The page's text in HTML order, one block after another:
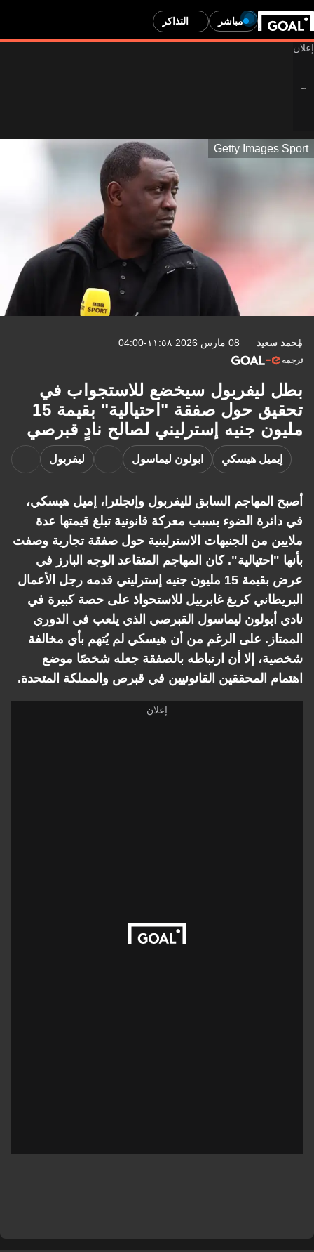
مباشر التذاكر
Getty Images Sport
محمد سعيد 08 مارس 2026 ١١:٥٨-04:00
ترجمه
بطل ليفربول سيخضع للاستجواب في
تحقيق حول صفقة "احتيالية" بقيمة 15
مليون جنيه إسترليني لصالح نادٍ قبرصي
إيميل هيسكي ابولون ليماسول ليفربول
أصبح المهاجم السابق لليفربول وإنجلترا، إميل هيسكي،
في دائرة الضوء بسبب معركة قانونية تبلغ قيمتها عدة
ملايين من الجنيهات الاسترلينية حول صفقة تجارية وصفت
بأنها "احتيالية". كان المهاجم المتقاعد الوجه البارز في
عرض بقيمة 15 مليون جنيه إسترليني قدمه رجل الأعمال
البريطاني كريغ غابرييل للاستحواذ على حصة كبيرة في
نادي أبولون ليماسول القبرصي الذي يلعب في الدوري
الممتاز. على الرغم من أن هيسكي لم يُتهم بأي مخالفة
شخصية، إلا أن ارتباطه بالصفقة جعله شخصًا موضع
اهتمام المحققين القانونيين في قبرص والمملكة المتحدة.